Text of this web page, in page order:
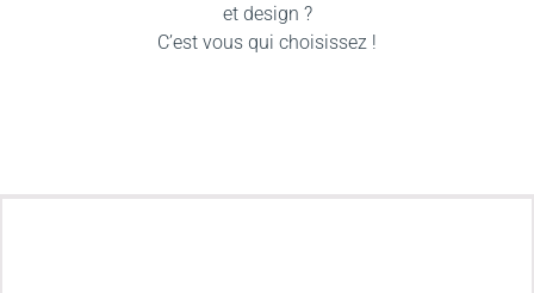
et design ?
C’est vous qui choisissez !